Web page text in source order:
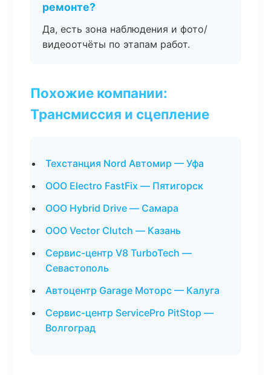
ремонте?
Да, есть зона наблюдения и фото/
видеоотчёты по этапам работ.
Похожие компании:
Трансмиссия и сцепление
Техстанция Nord Автомир — Уфа
ООО Electro FastFix — Пятигорск
ООО Hybrid Drive — Самара
ООО Vector Clutch — Казань
Сервис-центр V8 TurboTech —
Севастополь
Автоцентр Garage Моторс — Калуга
Сервис-центр ServicePro PitStop —
Волгоград